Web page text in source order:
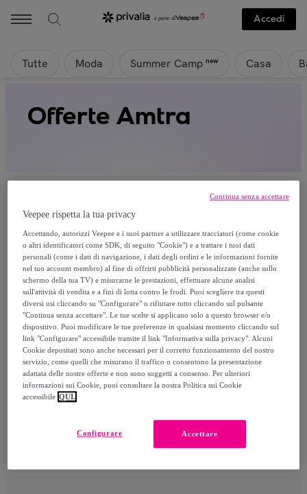
Accedi
Tutte Moda Summer Camp new Casa
Offerte Amtra
Attualmente non è disponibile alcun
prodotto.
Registrati e accedi a tutti i prodotti visibili ai nostri
membri.
Accedi
Veepee rispetta la tua privacy
Accettando, autorizzi Veepee e i suoi partner a utilizzare tracciatori (come cookie
o altri identificatori come SDK, di seguito "Cookie") e a trattare i tuoi dati
personali (come i dati di navigazione, i dati degli ordini e le informazioni fornite
nel tuo account membro) al fine di offrirti pubblicità personalizzate (anche sullo
schermo della tua TV) e misurarne le prestazioni, effettuare alcune analisi
sull'attività di vendita e a fini di lotta contro le frodi. Puoi scegliere tra questi
diversi usi cliccando su "Configurare" o rifiutare tutto cliccando sul pulsante
"Continua senza accettare". Le tue scelte si applicano solo a questo browser e/o
dispositivo. Puoi modificare le tue preferenze in qualsiasi momento cliccando sul
link "Configurare" accessibile tramite il link "Informativa sulla privacy". Alcuni
Cookie depositati sono anche necessari per il corretto funzionamento del nostro
servizio, come quelli che misurano il traffico o consentono la presentazione
adattata delle nostre offerte e non sono soggetti a consenso. Per ulteriori
informazioni sui Cookie, puoi consultare la nostra Politica sui Cookie
accessibile QUI.
Accettare
Configurare
Continua senza accettare